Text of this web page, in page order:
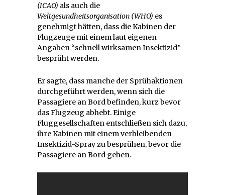
(ICAO) als auch die
Weltgesundheitsorganisation (WHO) es
genehmigt hätten, dass die Kabinen der
Flugzeuge mit einem laut eigenen
Angaben “schnell wirksamen Insektizid”
besprüht werden.
Er sagte, dass manche der Sprühaktionen
durchgeführt werden, wenn sich die
Passagiere an Bord befinden, kurz bevor
das Flugzeug abhebt. Einige
Fluggesellschaften entschließen sich dazu,
ihre Kabinen mit einem verbleibenden
Insektizid-Spray zu besprühen, bevor die
Passagiere an Bord gehen.